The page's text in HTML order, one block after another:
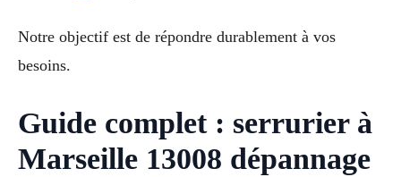
Notre objectif est de répondre durablement à vos
besoins.
Guide complet : serrurier à
Marseille 13008 dépannage